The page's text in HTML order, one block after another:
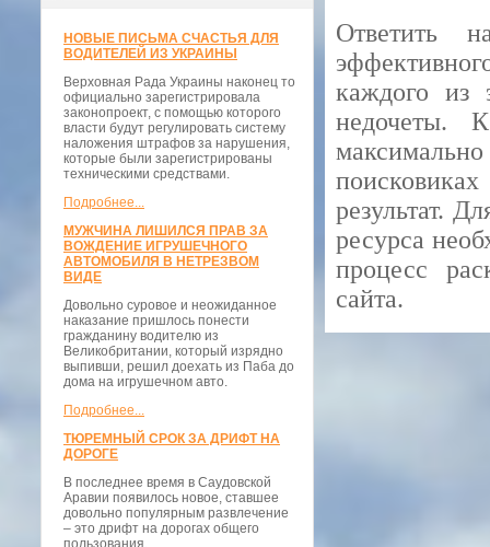
НОВЫЕ ПИСЬМА СЧАСТЬЯ ДЛЯ
ВОДИТЕЛЕЙ ИЗ УКРАИНЫ
Верховная Рада Украины наконец то
официально зарегистрировала
законопроект, с помощью которого
власти будут регулировать систему
наложения штрафов за нарушения,
которые были зарегистрированы
техническими средствами.
Подробнее...
МУЖЧИНА ЛИШИЛСЯ ПРАВ ЗА
ВОЖДЕНИЕ ИГРУШЕЧНОГО
АВТОМОБИЛЯ В НЕТРЕЗВОМ
ВИДЕ
Довольно суровое и неожиданное
наказание пришлось понести
гражданину водителю из
Великобритании, который изрядно
выпивши, решил доехать из Паба до
дома на игрушечном авто.
Подробнее...
ТЮРЕМНЫЙ СРОК ЗА ДРИФТ НА
ДОРОГЕ
В последнее время в Саудовской
Аравии появилось новое, ставшее
довольно популярным развлечение
– это дрифт на дорогах общего
пользования.
Ответить
каждого из
недочеты.
результат.
ресурса
процесс
сайта.